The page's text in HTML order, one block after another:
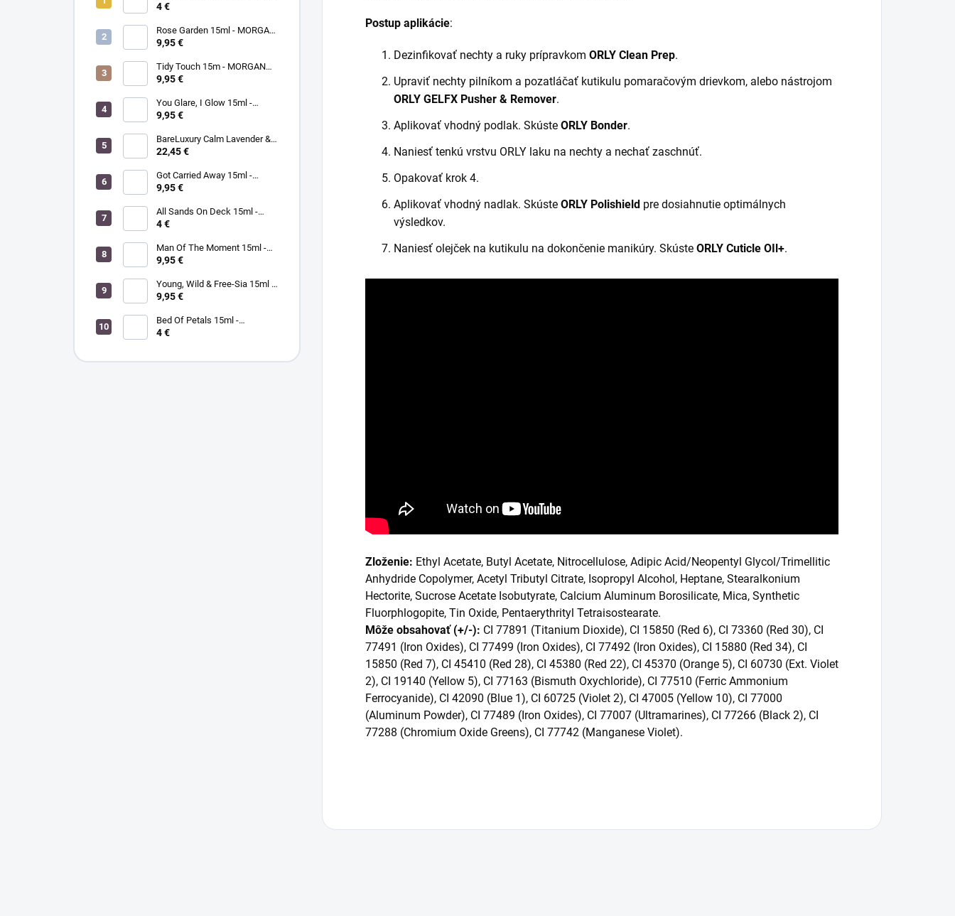
MORGAN TAYLOR - lak na
4 €
Rose Garden 15ml - MORGAN
TAYLOR - lak na nechty
9,95 €
Tidy Touch 15m - MORGAN
TAYLOR - lak na nechty
9,95 €
You Glare, I Glow 15ml -
MORGAN TAYLOR - lak na
9,95 €
BareLuxury Calm Lavender &
Sage Purifying Soak 226g -
levanduľovo šalviový čistiaci
kúpeľ
22,45 €
Got Carried Away 15ml -
MORGAN TAYLOR - lak na
9,95 €
All Sands On Deck 15ml -
MORGAN TAYLOR - lak na
4 €
Man Of The Moment 15ml -
MORGAN TAYLOR - lak na
9,95 €
Young, Wild & Free-Sia 15ml -
MORGAN TAYLOR - lak na
9,95 €
Bed Of Petals 15ml -
MORGAN TAYLOR - lak na
4 €
Postup aplikácie:
Dezinfikovať nechty a ruky prípravkom ORLY Clean Prep.
Upraviť nechty pilníkom a pozatláčať kutikulu pomaračovým drievkom, alebo nástrojom
ORLY GELFX Pusher & Remover.
Aplikovať vhodný podlak. Skúste ORLY Bonder.
Naniesť tenkú vrstvu ORLY laku na nechty a nechať zaschnúť.
Opakovať krok 4.
Aplikovať vhodný nadlak. Skúste ORLY Polishield pre dosiahnutie optimálnych
výsledkov.
Naniesť olejček na kutikulu na dokončenie manikúry. Skúste ORLY Cuticle OIl+.
Zloženie: Ethyl Acetate, Butyl Acetate, Nitrocellulose, Adipic Acid/Neopentyl Glycol/Trimellitic
Anhydride Copolymer, Acetyl Tributyl Citrate, Isopropyl Alcohol, Heptane, Stearalkonium
Hectorite, Sucrose Acetate Isobutyrate, Calcium Aluminum Borosilicate, Mica, Synthetic
Fluorphlogopite, Tin Oxide, Pentaerythrityl Tetraisostearate.
Môže obsahovať (+/-): CI 77891 (Titanium Dioxide), CI 15850 (Red 6), CI 73360 (Red 30), CI
77491 (Iron Oxides), CI 77499 (Iron Oxides), CI 77492 (Iron Oxides), CI 15880 (Red 34), CI
15850 (Red 7), CI 45410 (Red 28), CI 45380 (Red 22), CI 45370 (Orange 5), CI 60730 (Ext. Violet
2), CI 19140 (Yellow 5), CI 77163 (Bismuth Oxychloride), CI 77510 (Ferric Ammonium
Ferrocyanide), CI 42090 (Blue 1), CI 60725 (Violet 2), CI 47005 (Yellow 10), CI 77000
(Aluminum Powder), CI 77489 (Iron Oxides), CI 77007 (Ultramarines), CI 77266 (Black 2), CI
77288 (Chromium Oxide Greens), CI 77742 (Manganese Violet).